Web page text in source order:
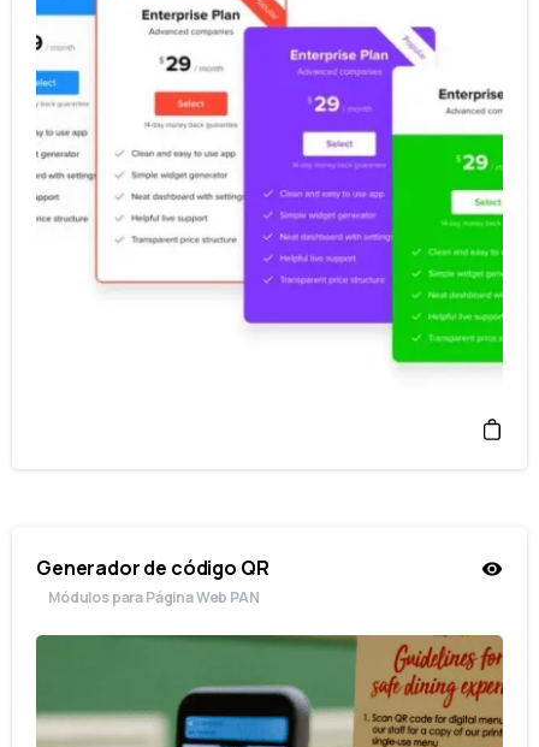
Generador de código QR
Módulos para Página Web PAN